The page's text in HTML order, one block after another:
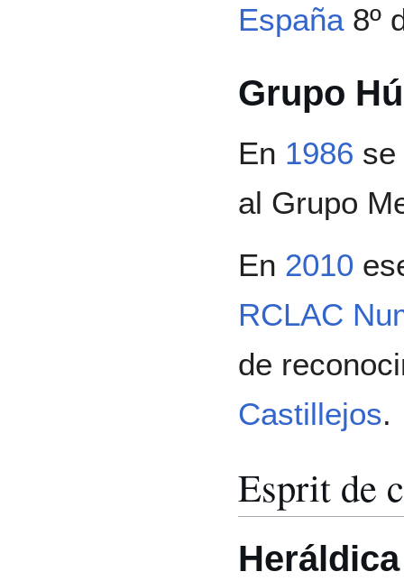
España8º
Grupo
En 1986 se
al Grupo
En 2010
RCLAC
de
Castillejos.
Esprit de
Heráldica